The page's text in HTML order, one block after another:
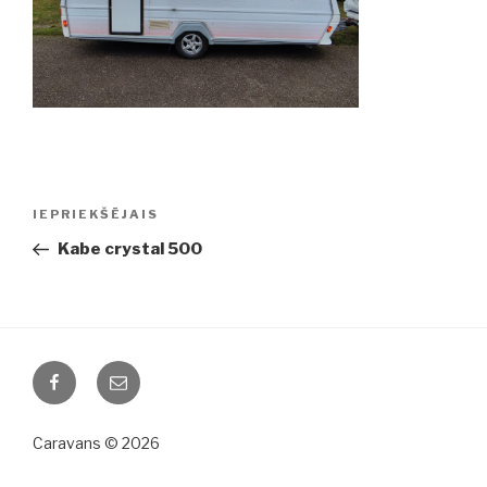
Ziņu
Iepriekšējā
ziņa:
IEPRIEKŠĒJAIS
Kabe crystal 500
FacebookEmail
Caravans © 2026